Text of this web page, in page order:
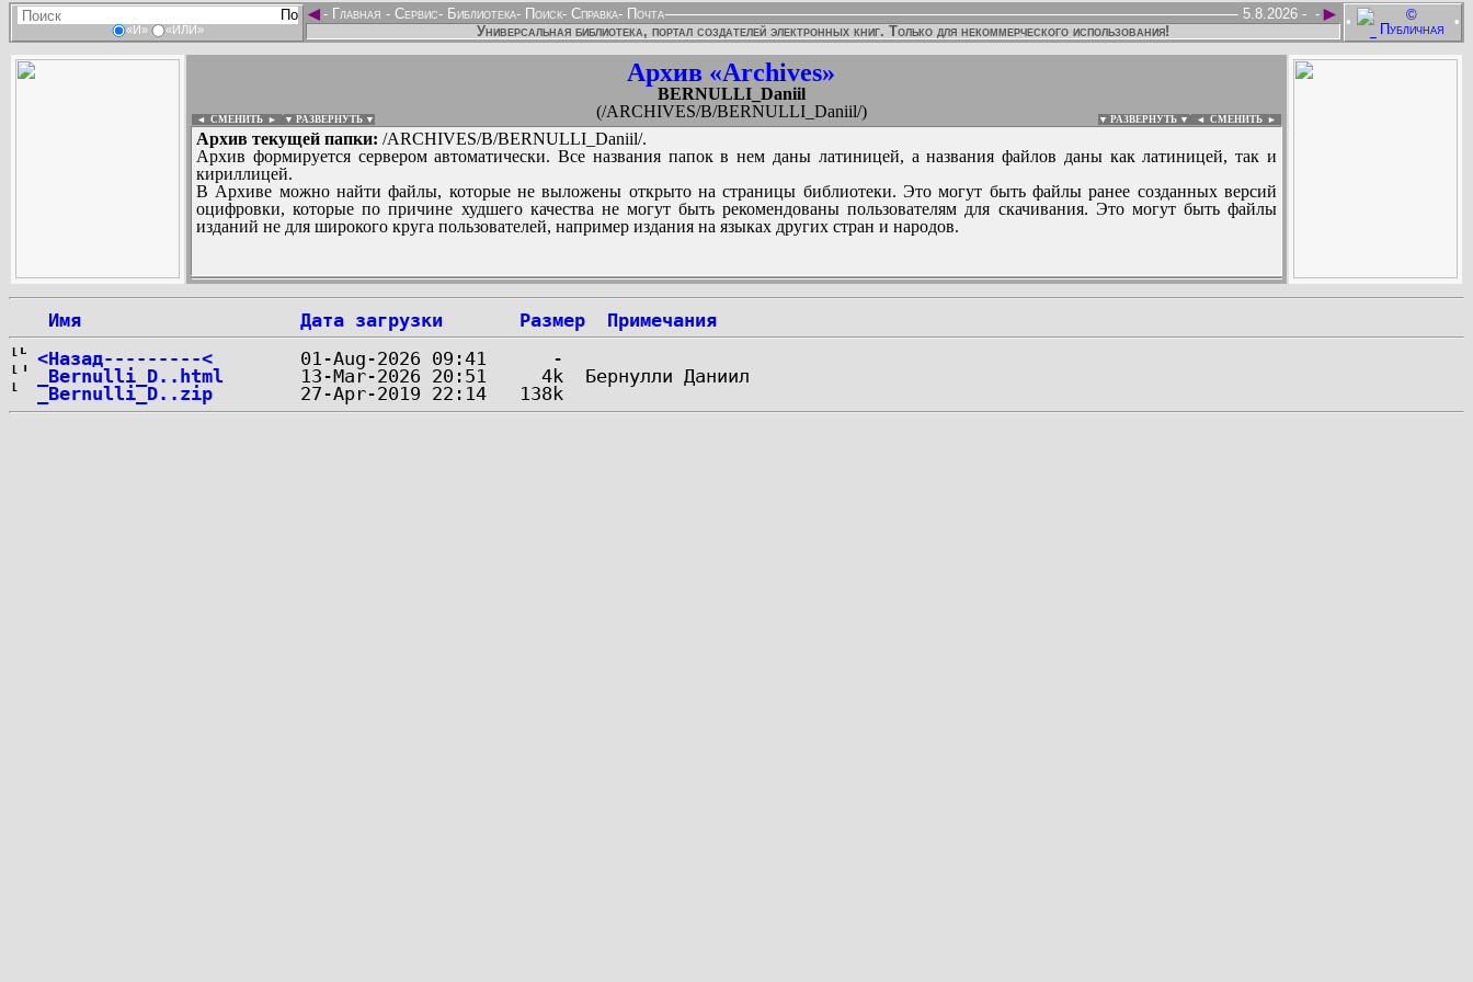
«И» «ИЛИ»
• •
◄ ►
- Главная - Сервис- Библиотека- Поиск- Справка- Почта -
5.8.2026 -
Универсальная библиотека, портал создателей электронных книг. Только для некоммерческого использования!
Архив «Archives»
BERNULLI_Daniil
(/ARCHIVES/B/BERNULLI_Daniil/)
◄ СМЕНИТЬ ► ▼ РАЗВЕРНУТЬ ▼ ▼ РАЗВЕРНУТЬ ▼ ◄ СМЕНИТЬ ►
Архив текущей папки: /ARCHIVES/B/BERNULLI_Daniil/.
Архив формируется сервером автоматически. Все названия папок в нем даны латиницей, а названия файлов даны как латиницей, так и
кириллицей.
В Архиве можно найти файлы, которые не выложены открыто на страницы библиотеки. Это могут быть файлы ранее созданных версий
оцифровки, которые по причине худшего качества не могут быть рекомендованы пользователям для скачивания. Это могут быть файлы
изданий не для широкого круга пользователей, например издания на языках других стран и народов.
:
...
Имя Дата загрузки Размер
Примечания
<Назад---------<
_Bernulli_D..html
_Bernulli_D..zip